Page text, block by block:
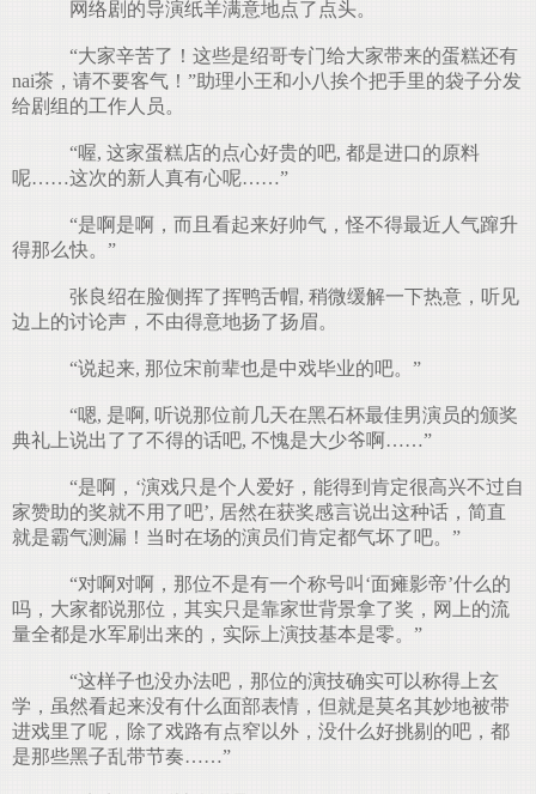
网络剧的导演纸羊满意地点了点头。
“大家辛苦了！这些是绍哥专门给大家带来的蛋糕还有
nai茶，请不要客气！”助理小王和小八挨个把手里的袋子分发
给剧组的工作人员。
“喔, 这家蛋糕店的点心好贵的吧, 都是进口的原料
呢……这次的新人真有心呢……”
“是啊是啊，而且看起来好帅气，怪不得最近人气蹿升
得那么快。”
张良绍在脸侧挥了挥鸭舌帽, 稍微缓解一下热意，听见
边上的讨论声，不由得意地扬了扬眉。
“说起来, 那位宋前辈也是中戏毕业的吧。”
“嗯, 是啊, 听说那位前几天在黑石杯最佳男演员的颁奖
典礼上说出了了不得的话吧, 不愧是大少爷啊……”
“是啊，‘演戏只是个人爱好，能得到肯定很高兴不过自
家赞助的奖就不用了吧’, 居然在获奖感言说出这种话，简直
就是霸气测漏！当时在场的演员们肯定都气坏了吧。”
“对啊对啊，那位不是有一个称号叫‘面瘫影帝’什么的
吗，大家都说那位，其实只是靠家世背景拿了奖，网上的流
量全都是水军刷出来的，实际上演技基本是零。”
“这样子也没办法吧，那位的演技确实可以称得上玄
学，虽然看起来没有什么面部表情，但就是莫名其妙地被带
进戏里了呢，除了戏路有点窄以外，没什么好挑剔的吧，都
是那些黑子乱带节奏……”